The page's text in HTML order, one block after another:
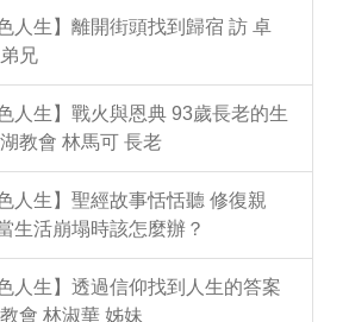
人生】離開街頭找到歸宿 訪 卓
兄
人生】戰火與恩典 93歲長老的生
教會 林馬可 長老
人生】聖經故事恬恬聽 修復親
生活崩塌時該怎麼辦？
人生】透過信仰找到人生的答案
會 林淑華 姊妹